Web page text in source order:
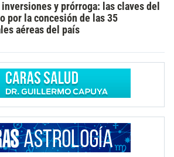
y prórroga: las claves del
por la concesión de las 35
aéreas del país